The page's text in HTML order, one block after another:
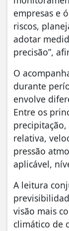
empresas e
riscos,
adotar
precisão”,
O
durante
envolve
Entre os
relativa,
pressão
aplicável,
A leitura
visão mais
climático de